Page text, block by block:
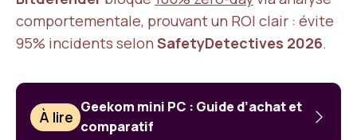
comportementale, prouvant un ROI clair : évite
95% incidents selon SafetyDetectives 2026.
À lire
Geekom mini PC : Guide d’achat et
comparatif